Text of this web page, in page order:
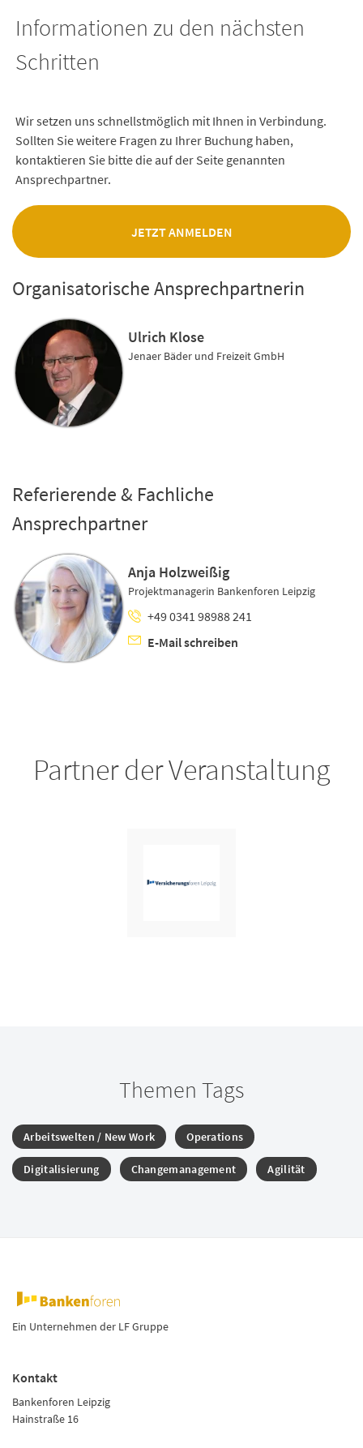
Informationen zu den nächsten
Schritten
Wir setzen uns schnellstmöglich mit Ihnen in Verbindung.
Sollten Sie weitere Fragen zu Ihrer Buchung haben,
kontaktieren Sie bitte die auf der Seite genannten
Ansprechpartner.
JETZT ANMELDEN
Organisatorische Ansprechpartnerin
Ulrich Klose
Jenaer Bäder und Freizeit GmbH
Referierende & Fachliche
Ansprechpartner
Anja Holzweißig
Projektmanagerin Bankenforen Leipzig
+49 0341 98988 241
E-Mail schreiben
Partner der Veranstaltung
Themen Tags
Arbeitswelten / New Work Operations
Digitalisierung Changemanagement Agilität
Ein Unternehmen der LF Gruppe
Kontakt
Bankenforen Leipzig
Hainstraße 16